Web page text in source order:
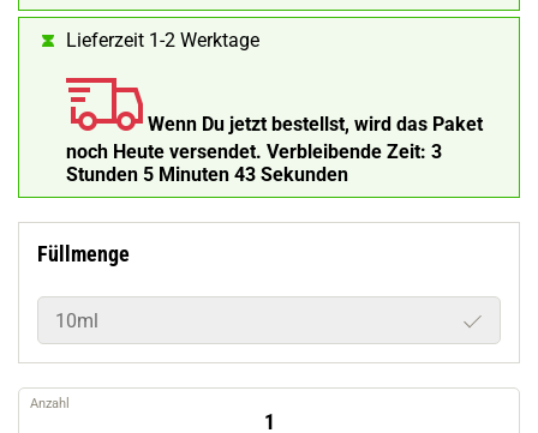
Lieferzeit 1-2 Werktage
Wenn Du jetzt bestellst, wird das Paket
noch Heute versendet. Verbleibende Zeit: 3
Stunden 5 Minuten 42 Sekunden
Füllmenge
10ml
Anzahl